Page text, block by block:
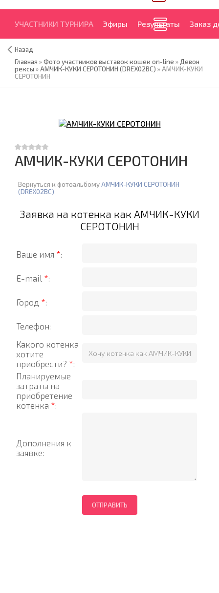
УЧАСТНИКИ ТУРНИРА Эфиры Результаты Заказ
Назад
Главная »Фото участников выставок кошек on-line » Девон
рексы »АМЧИК-КУКИ СЕРОТОНИН (DREX02BC) » АМЧИК-КУКИ
СЕРОТОНИН
АМЧИК-КУКИ СЕРОТОНИН
Вернуться к фотоальбомуАМЧИК-КУКИ СЕРОТОНИН
(DREX02BC)
Заявка на котенка как АМЧИК-КУКИ
СЕРОТОНИН
Ваше имя *:
E-mail *:
Город *:
Телефон:
Какого котенка
хотите
приобрести? *:
Планируемые
затраты на
приобретение
котенка *:
Дополнения к
заявке: